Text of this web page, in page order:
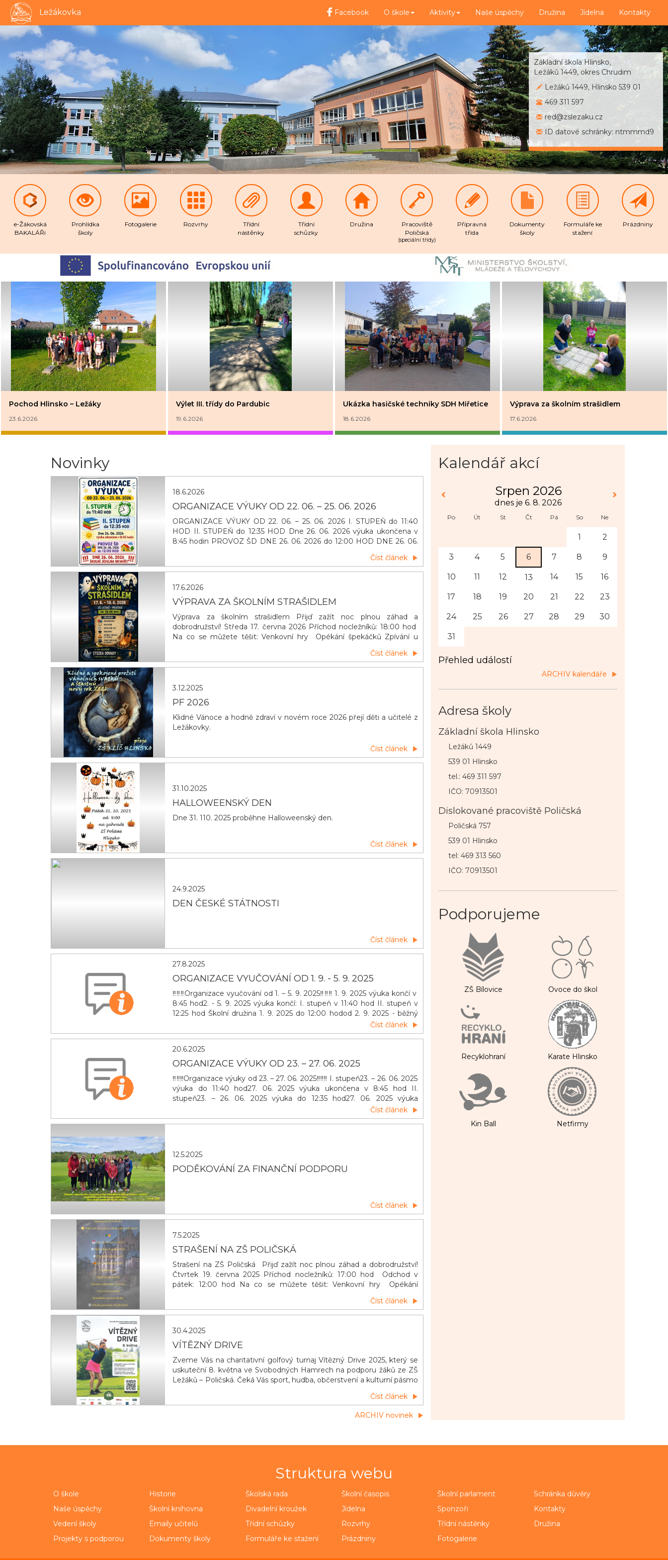
Ležákovka Facebook O škole Aktivity Naše úspěchy Družina Jídelna Kontakty
Základní škola Hlinsko,
Ležáků 1449, okres Chrudim
Ležáků 1449, Hlinsko 539 01
469 311 597
red@zslezaku.cz
ID datové schránky: ntmmmd9
e-Žákovská
BAKALÁŘi
Prohlídka
školy
Fotogalerie Rozvrhy
Třídní
nástěnky
Třídní
schůzky
Družina
Pracoviště
Poličská
(speciální třídy)
Přípravná
třída
Dokumenty
školy
Formuláře ke
stažení
Prázdniny
Pochod Hlinsko – Ležáky
23.6.2026
Výlet III. třídy do Pardubic
19.6.2026
Ukázka hasičské techniky SDH Miřetice
18.6.2026
Výprava za školním strašidlem
17.6.2026
Novinky
18.6.2026
ORGANIZACE VÝUKY OD 22. 06. – 25. 06. 2026
ORGANIZACE VÝUKY OD 22. 06. – 25. 06. 2026 I. STUPEŇ do 11:40
HOD II. STUPEŇ do 12:35 HOD Dne 26. 06. 2026 výuka ukončena v
8:45 hodin PROVOZ ŠD DNE 26. 06. 2026 do 12:00 HOD DNE 26. 06.
Číst článek
17.6.2026
VÝPRAVA ZA ŠKOLNÍM STRAŠIDLEM
Výprava za školním strašidlem Přijď zažít noc plnou záhad a
dobrodružství! Středa 17. června 2026 Příchod nocležníků: 18:00 hod
Na co se můžete těšit: Venkovní hry Opékání špekáčků Zpívání u
Číst článek
3.12.2025
PF 2026
Klidné Vánoce a hodně zdraví v novém roce 2026 přejí děti a učitelé z
Ležákovky.
Číst článek
31.10.2025
HALLOWEENSKÝ DEN
Dne 31. 110. 2025 proběhne Halloweenský den.
Číst článek
24.9.2025
DEN ČESKÉ STÁTNOSTI
Číst článek
27.8.2025
ORGANIZACE VYUČOVÁNÍ OD 1. 9. - 5. 9. 2025
‼️‼️‼️Organizace vyučování od 1. – 5. 9. 2025‼️‼️‼️ 1. 9. 2025 výuka končí v
8:45 hod2. - 5. 9. 2025 výuka končí: I. stupeň v 11:40 hod II. stupeň v
12:25 hod Školní družina 1. 9. 2025 do 12:00 hodod 2. 9. 2025 - běžný
Číst článek
20.6.2025
ORGANIZACE VÝUKY OD 23. – 27. 06. 2025
‼️‼️‼️Organizace výuky od 23. – 27. 06. 2025‼️‼️‼️ I. stupeň23. – 26. 06. 2025
výuka do 11:40 hod27. 06. 2025 výuka ukončena v 8:45 hod II.
stupeň23. – 26. 06. 2025 výuka do 12:35 hod27. 06. 2025 výuka
ukončena v 8:45 hod Školní družina27. 06. 2025 provoz ukončen v
12:00 hod
Číst článek
12.5.2025
PODĚKOVÁNÍ ZA FINANČNÍ PODPORU
Číst článek
7.5.2025
STRAŠENÍ NA ZŠ POLIČSKÁ
Strašení na ZŠ Poličská Přijď zažít noc plnou záhad a dobrodružství!
Čtvrtek 19. června 2025 Příchod nocležníků: 17:00 hod Odchod v
pátek: 12:00 hod Na co se můžete těšit: Venkovní hry Opékání
Číst článek
30.4.2025
VÍTĚZNÝ DRIVE
Zveme Vás na charitativní golfový turnaj Vítězný Drive 2025, který se
uskuteční 8. května ve Svobodných Hamrech na podporu žáků ze ZŠ
Ležáků – Poličská. Čeká Vás sport, hudba, občerstvení a kulturní pásmo
Číst článek
ARCHIV novinek
Kalendář akcí
Srpen 2026
dnes je 6. 8. 2026
Po Út St Čt Pá So Ne
1 2
3 4 5 6 7 8 9
10 11 12 13 14 15 16
17 18 19 20 21 22 23
24 25 26 27 28 29 30
31
Přehled událostí
ARCHIV kalendáře
Adresa školy
Základní škola Hlinsko
Ležáků 1449
539 01 Hlinsko
tel.: 469 311 597
IČO: 70913501
Dislokované pracoviště Poličská
Poličská 757
539 01 Hlinsko
tel: 469 313 560
IČO: 70913501
Podporujeme
ZŠ Bílovice Ovoce do škol
Recyklohraní Karate Hlinsko
Kin Ball Netfirmy
Struktura webu
O škole Historie Školská rada Školní časopis Školní parlament
Schránka důvěry
Naše úspěchy
Školní knihovna Divadelní kroužek Jídelna Sponzoři
Kontakty
Vedení školy
Emaily učitelů Třídní schůzky Rozvrhy Třídní nástěnky
Družina
Projekty s podporou
Dokumenty školy Formuláře ke stažení Prázdniny Fotogalerie